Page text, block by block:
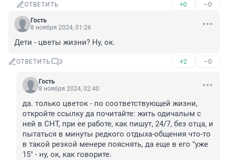
ОТВЕТИТЬ +0 –0
Гость
8 ноября 2024, 01:26
Дети - цветы жизни? Ну, ок.
ОТВЕТИТЬ 3 +2 –0
Гость
8 ноября 2024, 02:40
да. только цветок - по соответствующей жизни,
откройте ссылку да почитайте: жить одичалым с
ней в СНТ, при ее работе, как пишут, 24/7, без отца, и
пытаться в минуты редкого отдыха-общения что-то
в такой резкой менере пояснять, да еще в его "уже
15" - ну, ок, как говорите.